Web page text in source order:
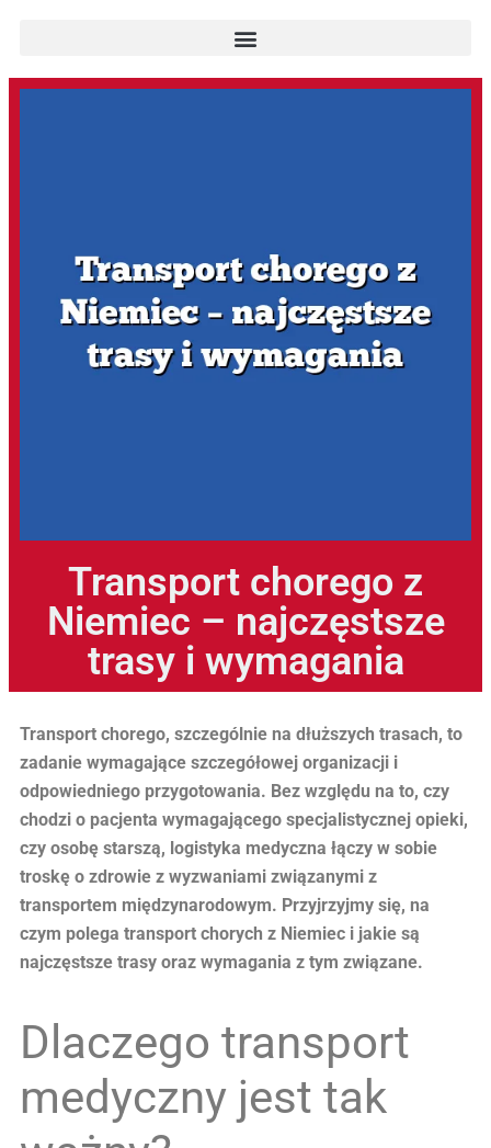
Transport chorego z
Niemiec – najczęstsze
trasy i wymagania
Transport chorego, szczególnie na dłuższych trasach, to
zadanie wymagające szczegółowej organizacji i
odpowiedniego przygotowania. Bez względu na to, czy
chodzi o pacjenta wymagającego specjalistycznej opieki,
czy osobę starszą, logistyka medyczna łączy w sobie
troskę o zdrowie z wyzwaniami związanymi z
transportem międzynarodowym. Przyjrzyjmy się, na
czym polega transport chorych z Niemiec i jakie są
najczęstsze trasy oraz wymagania z tym związane.
Dlaczego transport
medyczny jest tak